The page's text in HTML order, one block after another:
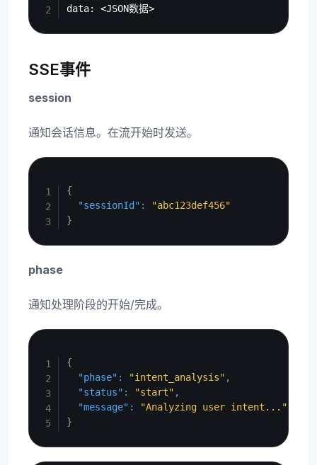
SSE事件
session
通知会话信息。在流开始时发送。
{
"sessionId" :
"abc123def456"
}
phase
通知处理阶段的开始/完成。
{
"phase" : "intent_analysis" ,
"status" : "start" ,
"message" :
"Analyzing user intent..."
}